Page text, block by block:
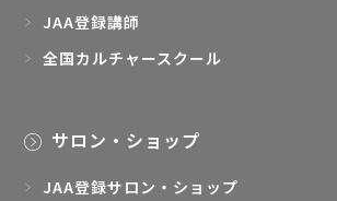
全国カルチャースクール
JAA登録サロン・ショップ
JAA登録宿泊施設